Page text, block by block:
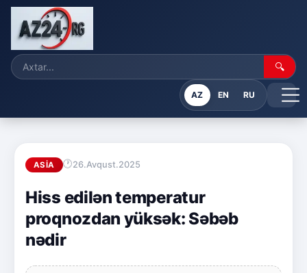
🔍
AZ EN RU
ASIA 26.Avqust.2025
Hiss edilən temperatur
proqnozdan yüksək: Səbəb
nədir